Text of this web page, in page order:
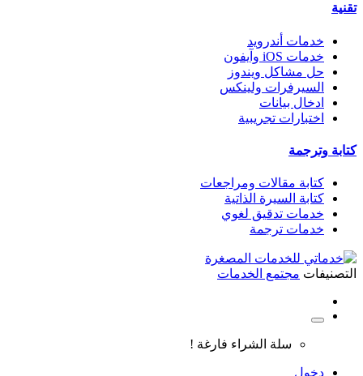
تقنية
خدمات أندرويد
خدمات iOS وآيفون
حل مشاكل ويندوز
السيرفرات ولينكس
ادخال بيانات
اختبارات تجريبية
كتابة وترجمة
كتابة مقالات ومراجعات
كتابة السيرة الذاتية
خدمات تدقيق لغوي
خدمات ترجمة
التصنيفات مجتمع الخدمات
سلة الشراء فارغة !
دخول